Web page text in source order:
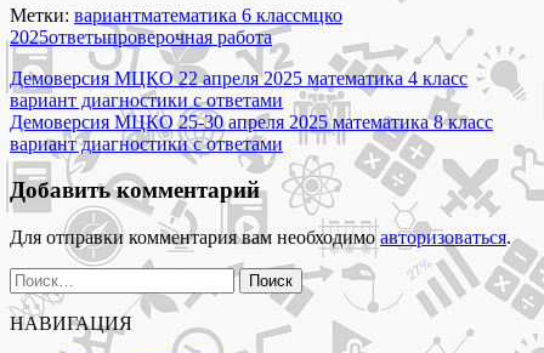
апреля
2025
математика
6
класс
вариант
диагностики
с
ответами"
Метки: вариантматематика 6 классмцко
2025ответыпроверочная работа
Навигация
по
записям
Демоверсия МЦКО 22 апреля 2025 математика 4 класс
вариант диагностики с ответами
Демоверсия МЦКО 25-30 апреля 2025 математика 8 класс
вариант диагностики с ответами
Добавить комментарий
Для отправки комментария вам необходимо авторизоваться.
Найти:
НАВИГАЦИЯ